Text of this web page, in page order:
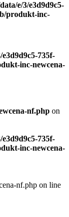
e/3/e3d9d9c5-
produkt-inc-
e3d9d9c5-735f-
inc-newcena-
nf.php on
e3d9d9c5-735f-
inc-newcena-
nf.php on line